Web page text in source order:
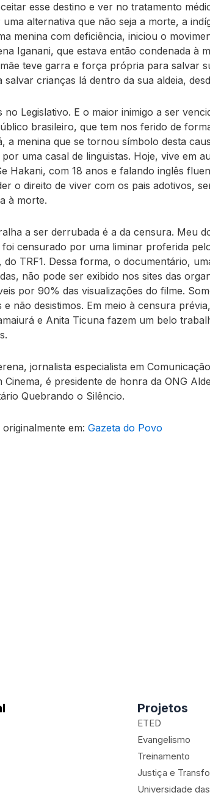
esse destino e ver no tratamento
alternativa que não seja a morte, a
menina com deficiência, iniciou o
Iganani, que estava então condenada à
teve garra e força própria para salvar
salvar crianças lá dentro da sua aldeia,
no Legislativo. E o maior inimigo a ser
brasileiro, que tem nos ferido de
a menina que se tornou símbolo desta
por uma casal de linguistas. Hoje, vive em
Hakani, com 18 anos e falando inglês
o direito de viver com os pais adotivos,
à morte.
a ser derrubada é a da censura. Meu
censurado por uma liminar proferida
do TRF1. Dessa forma, o documentário,
não pode ser exibido nos sites das
por 90% das visualizações do filme.
e não desistimos. Em meio à censura
e Anita Ticuna fazem um belo
jornalista especialista em
Cinema, é presidente de honra da ONG
Quebrando o Silêncio.
em: Gazeta do Povo
Projetos
ETED
Evangelismo
Treinamento
Justiça e
Universidade